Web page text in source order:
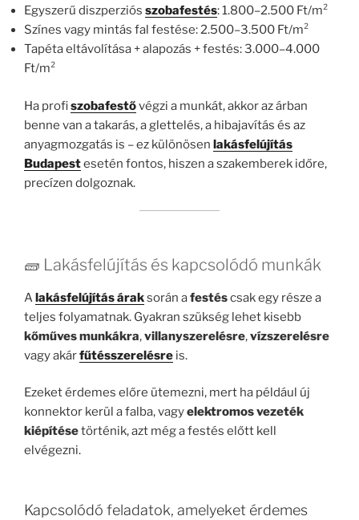
Egyszerű diszperziós szobafestés: 1.800–2.500 Ft/m²
Színes vagy mintás fal festése: 2.500–3.500 Ft/m²
Tapéta eltávolítása + alapozás + festés: 3.000–4.000
Ft/m²
Ha profiszobafestővégzi a munkát, akkor az árban
benne van a takarás, a glettelés, a hibajavítás és az
anyagmozgatás is – ez különösen lakásfelújítás
Budapestesetén fontos, hiszen a szakemberek időre,
precízen dolgoznak.
🧱 Lakásfelújítás és kapcsolódó munkák
Alakásfelújítás áraksorán afestéscsak egy része a
teljes folyamatnak. Gyakran szükség lehet kisebb
kőműves munkákra,villanyszerelésre,vízszerelésre
vagy akárfűtésszerelésre is.
Ezeket érdemes előre ütemezni, mert ha például új
konnektor kerül a falba, vagyelektromos vezeték
kiépítésetörténik, azt még a festés előtt kell
elvégezni.
Kapcsolódó feladatok, amelyeket érdemes